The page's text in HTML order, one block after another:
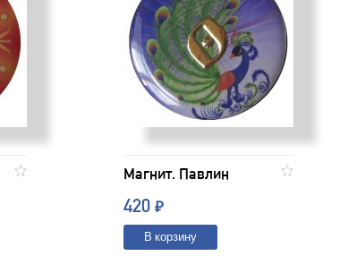
Магнит. Павлин
420 ₽
В корзину